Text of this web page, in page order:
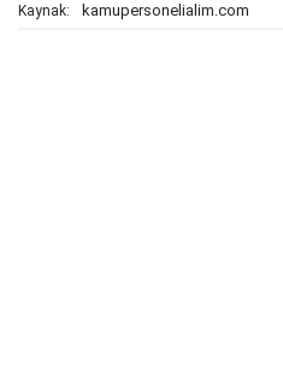
Kaynak: kamupersonelialim.com